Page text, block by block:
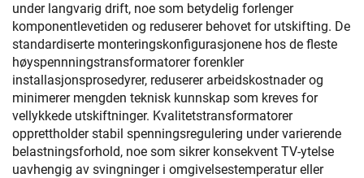
under langvarig drift, noe som betydelig forlenger
komponentlevetiden og reduserer behovet for utskifting. De
standardiserte monteringskonfigurasjonene hos de fleste
høyspennningstransformatorer forenkler
installasjonsprosedyrer, reduserer arbeidskostnader og
minimerer mengden teknisk kunnskap som kreves for
vellykkede utskiftninger. Kvalitetstransformatorer
opprettholder stabil spenningsregulering under varierende
belastningsforhold, noe som sikrer konsekvent TV-ytelse
uavhengig av svingninger i omgivelsestemperatur eller